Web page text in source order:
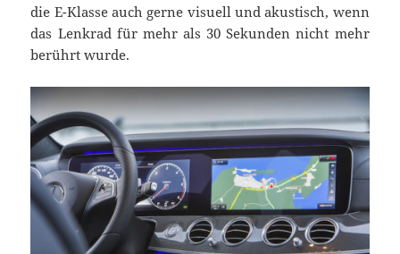
die E-Klasse auch gerne visuell und akustisch, wenn
das Lenkrad für mehr als 30 Sekunden nicht mehr
berührt wurde.